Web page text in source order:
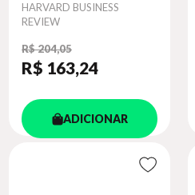
Autor
HARVARD BUSINESS
REVIEW
R$ 204,05
R$ 163,24
ADICIONAR